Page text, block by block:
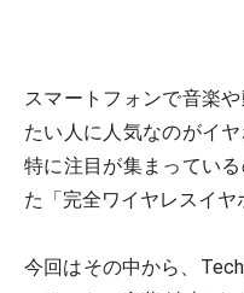
スマートフォンで音楽
たい人に人気なのがイ
特に注目が集まってい
た「完全ワイヤレスイヤ
今回はその中から、